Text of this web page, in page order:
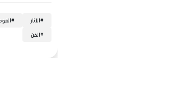
#الآثار #
#الفن